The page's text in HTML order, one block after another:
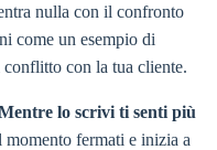
nulla con il confronto
come un esempio di
con la tua cliente.
lo scrivi ti senti più
momento fermati e inizia a